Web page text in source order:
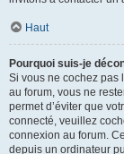
Haut
Pourquoi suis-je
Si vous ne cochez pas
au forum, vous ne
permet d’éviter que
connecté, veuillez
connexion au forum.
depuis un ordinateur